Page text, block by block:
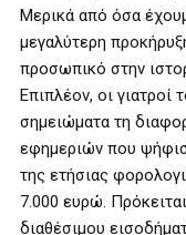
Μερικά από όσα
μεγαλύτερη
προσωπικό στην
Επιπλέον, οι γιατροί
σημειώματα τη
εφημεριών που
της ετήσιας
7.000 ευρώ.
διαθέσιμου